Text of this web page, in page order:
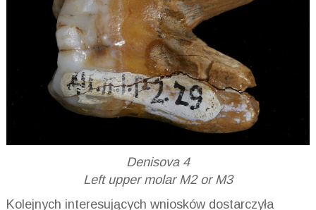
Denisova 4
Left upper molar M2 or M3
Kolejnych interesujących wniosków dostarczyła